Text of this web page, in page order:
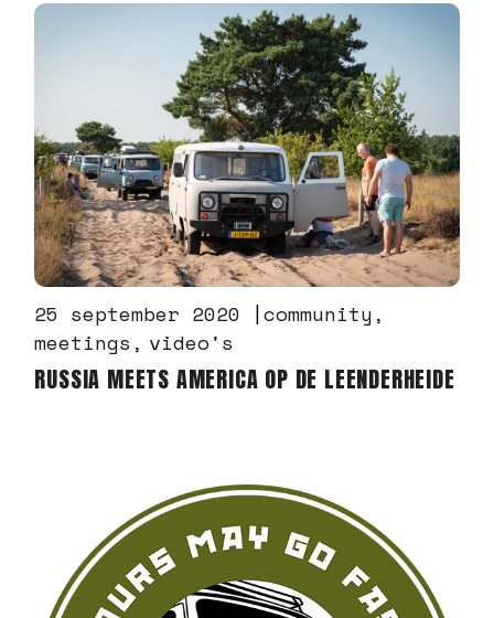
25 september 2020
community
meetings
video's
RUSSIA MEETS AMERICA OP DE LEENDERHEIDE